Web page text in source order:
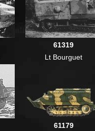
61319
Lt Bourguet
61179